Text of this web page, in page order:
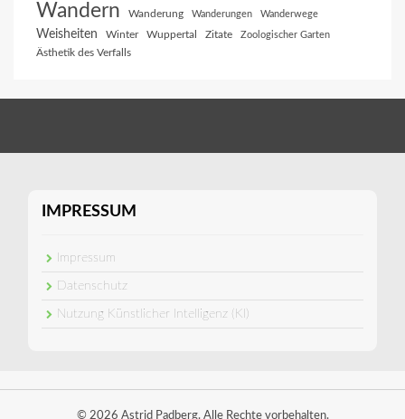
Wandern Wanderung Wanderungen Wanderwege
Weisheiten Winter Wuppertal Zitate Zoologischer Garten
Ästhetik des Verfalls
IMPRESSUM
Impressum
Datenschutz
Nutzung Künstlicher Intelligenz (KI)
© 2026 Astrid Padberg. Alle Rechte vorbehalten.